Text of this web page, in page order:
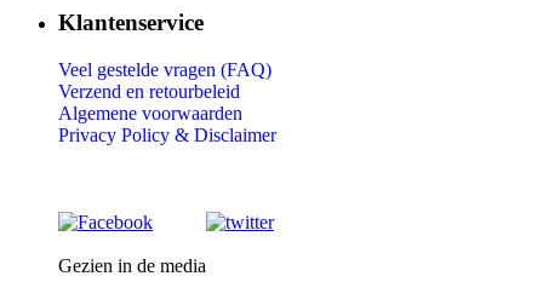
Klantenservice
Veel gestelde vragen (FAQ)
Verzend en retourbeleid
Algemene voorwaarden
Privacy Policy & Disclaimer
Gezien in de media